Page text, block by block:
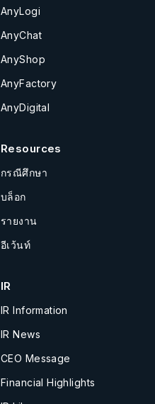
AnyLogi
AnyChat
AnyShop
AnyFactory
AnyDigital
Resources
กรณีศึกษา
บล็อก
รายงาน
อีเว้นท์
IR
IR Information
IR News
CEO Message
Financial Highlights